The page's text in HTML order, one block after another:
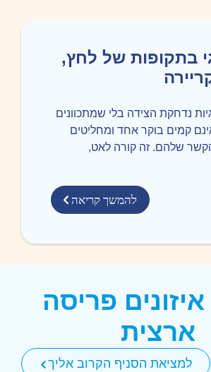
בתקופות של לחץ,
נדחקת הצידה בלי שמתכוונים
קמים בוקר אחד ומחליטים
שלהם. זה קורה לאט,
להמשך קריאה
איזונים פריסה
ארצית
למציאת הסניף הקרוב אליך